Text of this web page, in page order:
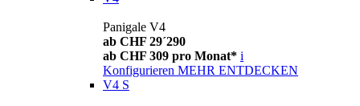
Panigale V4
ab CHF 29´290
ab CHF 309 pro Monat* i
Konfigurieren MEHR ENTDECKEN
V4 S